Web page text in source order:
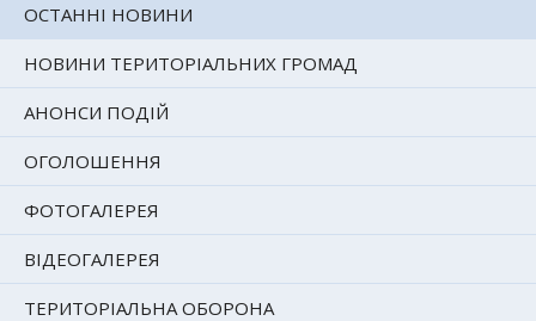
ОСТАННІ НОВИНИ
НОВИНИ ТЕРИТОРІАЛЬНИХ ГРОМАД
АНОНСИ ПОДІЙ
ОГОЛОШЕННЯ
ФОТОГАЛЕРЕЯ
ВІДЕОГАЛЕРЕЯ
ТЕРИТОРІАЛЬНА ОБОРОНА